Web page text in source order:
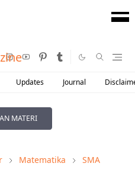
Updates Journal
MATERI
Matematika SMA